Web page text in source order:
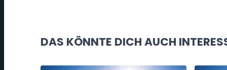
DAS KÖNNTE DICH AUCH